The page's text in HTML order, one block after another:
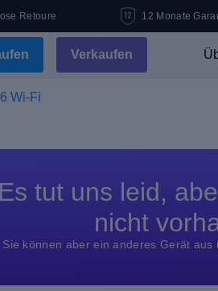
Retoure 12 Monate
Verkaufen
Wi-Fi
Es tut uns leid,
nicht
Sie können aber ein anderes Gerät aus